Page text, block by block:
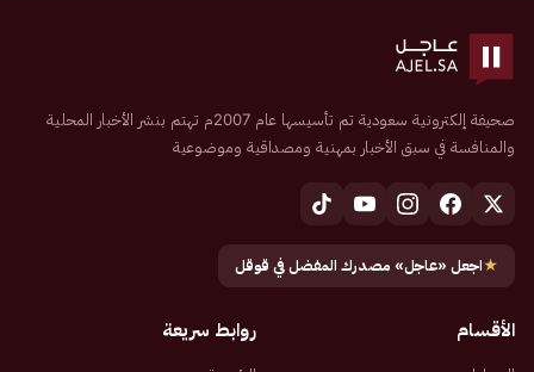
صحيفة إلكترونية سعودية تم تأسيسها عام 2007م تهتم بنشر الأخبار المحلية
والمنافسة في سبق الأخبار بمهنية ومصداقية وموضوعية
★اجعل «عاجل» مصدرك المفضل في قوقل
الأقسام روابط سريعة